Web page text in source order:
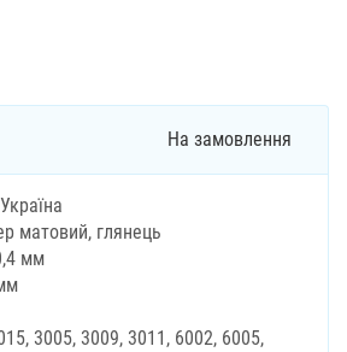
На замовлення
матовий, глянець
мм
3005, 3009, 3011, 6002, 6005,